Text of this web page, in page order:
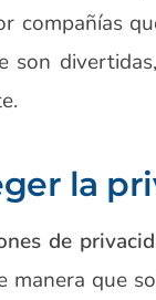
compañías
son
la
de
manera que